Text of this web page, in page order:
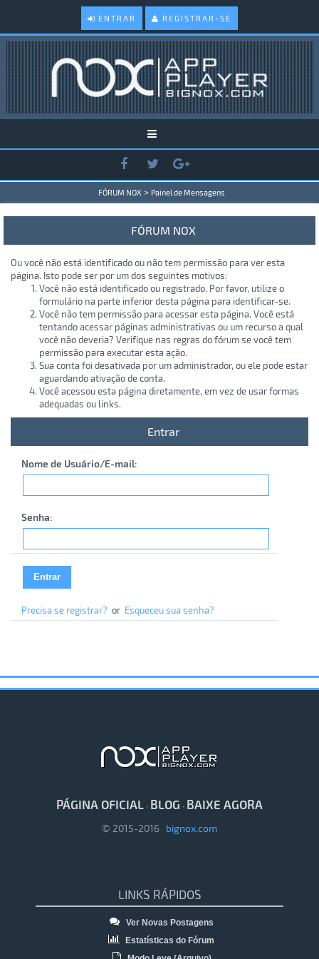
ENTRAR REGISTRAR-SE
FÓRUM NOX > Painel de Mensagens
FÓRUM NOX
Ou você não está identificado ou não tem permissão para ver esta
página. Isto pode ser por um dos seguintes motivos:
Você não está identificado ou registrado. Por favor, utilize o
formulário na parte inferior desta página para identificar-se.
Você não tem permissão para acessar esta página. Você está
tentando acessar páginas administrativas ou um recurso a qual
você não deveria? Verifique nas regras do fórum se você tem
permissão para executar esta ação.
Sua conta foi desativada por um administrador, ou ele pode estar
aguardando ativação de conta.
Você acessou esta página diretamente, em vez de usar formas
adequadas ou links.
Entrar
Nome de Usuário/E-mail:
Senha:
Precisa se registrar? or Esqueceu sua senha?
PÁGINA OFICIAL · BLOG · BAIXE AGORA
© 2015-2016 bignox.com
LINKS RÁPIDOS
Ver Novas Postagens
Estatísticas do Fórum